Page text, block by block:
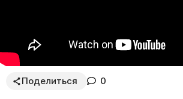
Поделиться 0